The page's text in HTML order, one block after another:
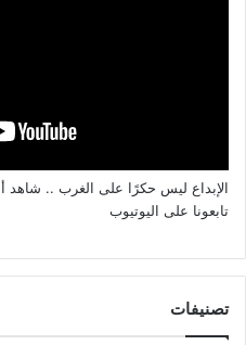
الإبداع ليس حكرًا على الغرب .. شاهد
تابعونا على اليوتيوب
تصنيفات